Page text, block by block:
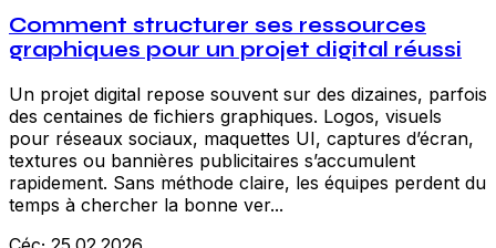
Comment structurer ses ressources
graphiques pour un projet digital réussi
Un projet digital repose souvent sur des dizaines, parfois
des centaines de fichiers graphiques. Logos, visuels
pour réseaux sociaux, maquettes UI, captures d’écran,
textures ou bannières publicitaires s’accumulent
rapidement. Sans méthode claire, les équipes perdent du
temps à chercher la bonne ver...